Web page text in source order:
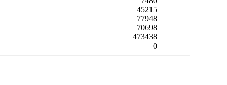
45215
77948
70698
473438
0